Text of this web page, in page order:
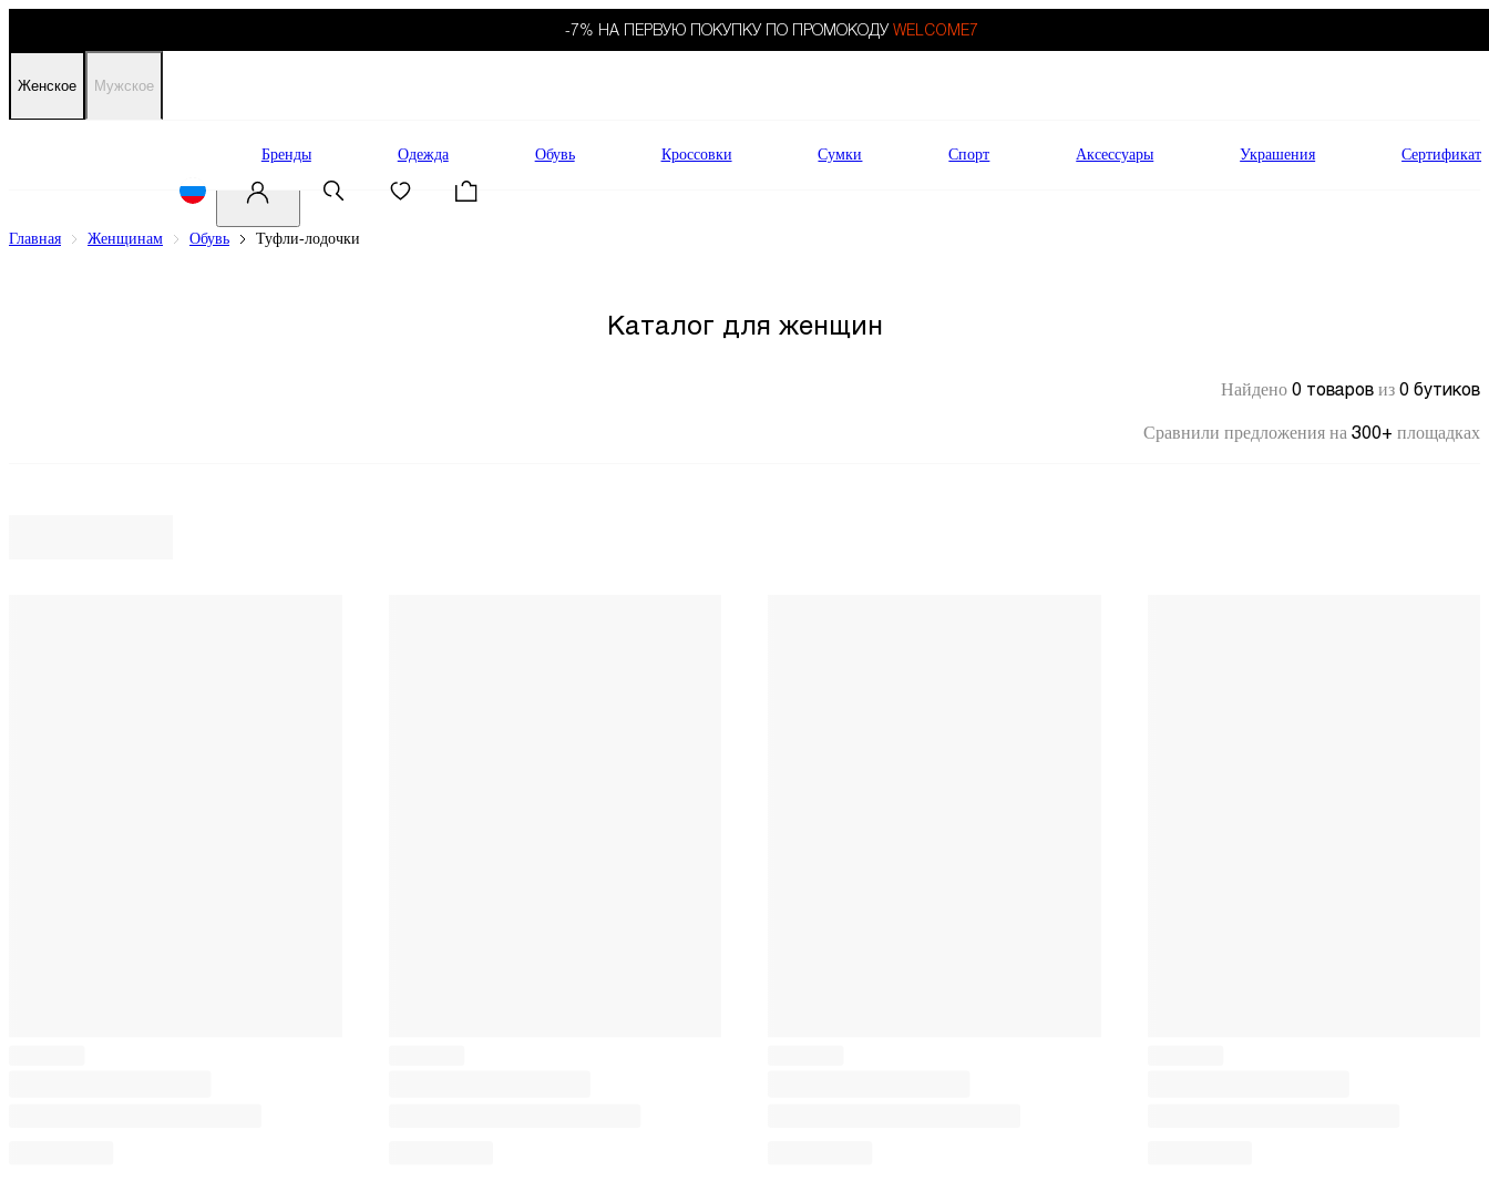
-7% НА ПЕРВУЮ ПОКУПКУ ПО ПРОМОКОДУ WELCOME7
Женское Мужское
Бренды Одежда Обувь Кроссовки Сумки Спорт Аксессуары Украшения Сертификат
Главная Женщинам Обувь Туфли-лодочки
Каталог для женщин
Найдено 0 товаров из 0 бутиков
Сравнили предложения на 300+ площадках